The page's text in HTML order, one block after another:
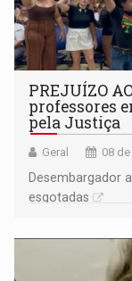
PREJUÍZO
professores
pela Justiça
Geral 08
Desembargador
esgotadas